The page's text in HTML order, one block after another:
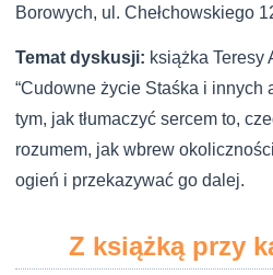
Borowych, ul. Chełchowskiego
Temat dyskusji: książka Teresy
“Cudowne życie Staśka i innych
tym, jak tłumaczyć sercem to,
rozumem, jak wbrew
ogień i przekazywać go dalej.
Z książką przy